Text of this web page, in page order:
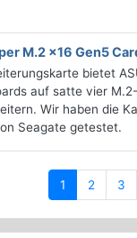
M.2 x16 Gen5
bietet
auf satte vier
Wir haben die
Seagate getestet.
1 (current)
2 3